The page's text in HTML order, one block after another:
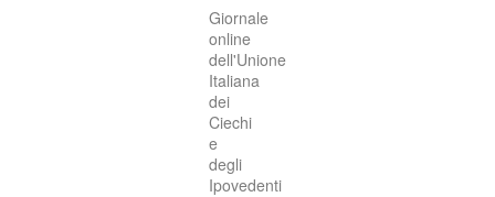
Giornale
online
dell'Unione
Italiana
dei
Ciechi
e
degli
Ipovedenti